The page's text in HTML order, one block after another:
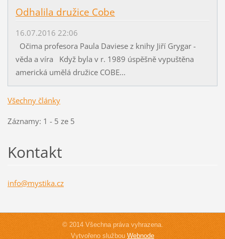
Odhalila družice Cobe
16.07.2016 22:06
Očima profesora Paula Daviese z knihy Jiří Grygar -
věda a víra Když byla v r. 1989 úspěšně vypuštěna
americká umělá družice COBE...
Všechny články
Záznamy: 1 - 5 ze 5
Kontakt
info@mystika.cz
© 2014 Všechna práva vyhrazena.
Vytvořeno službouWebnode